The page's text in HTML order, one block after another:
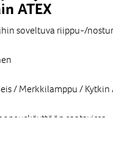
ATEX
soveltuva riippu-/
/ Merkkilamppu / Kytkin
saatavissa.
2no